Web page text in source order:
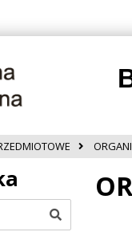
Szukaj